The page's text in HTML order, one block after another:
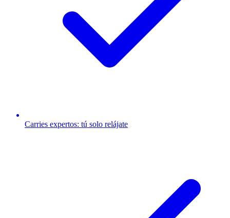
Carries expertos: tú solo relájate